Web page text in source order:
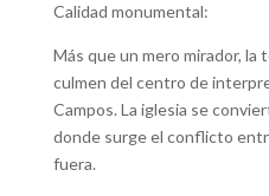
Calidad monumental:
Más que un mero mirador, la
culmen del centro de
Campos. La iglesia se
donde surge el conflicto
fuera.